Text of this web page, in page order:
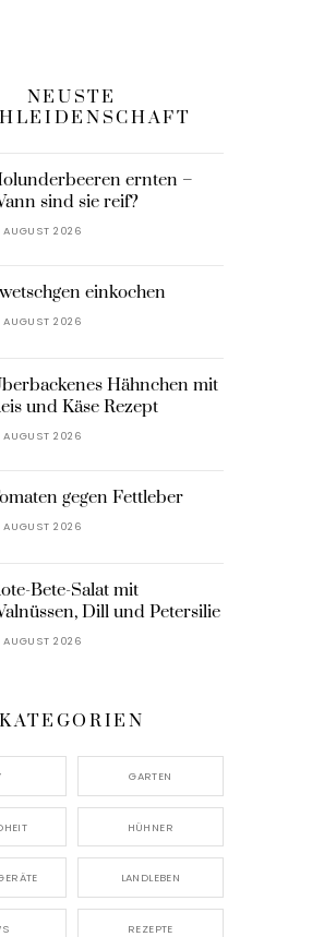
NEUSTE
ernten –
sind sie reif?
AUGUST 2026
einkochen
AUGUST 2026
Hähnchen mit
und Käse Rezept
AUGUST 2026
gegen Fettleber
AUGUST 2026
Bete-Salat mit
Dill und Petersilie
AUGUST 2026
KATEGORIEN
GARTEN
HÜHNER
LANDLEBEN
REZEPTE